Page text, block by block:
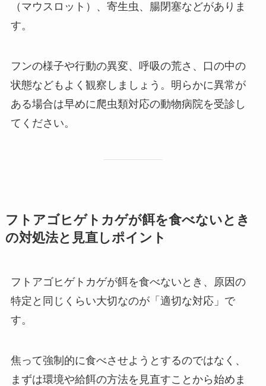
（マウスロット）、寄生虫、腸閉塞などがありま
す。
フンの様子や行動の異変、呼吸の荒さ、口の中の
状態などもよく観察しましょう。明らかに異常が
ある場合は早めに爬虫類対応の動物病院を受診し
てください。
フトアゴヒゲトカゲが餌を食べないとき
の対処法と見直しポイント
フトアゴヒゲトカゲが餌を食べないとき、原因の
特定と同じくらい大切なのが「適切な対応」で
す。
焦って強制的に食べさせようとするのではなく、
まずは環境や給餌の方法を見直すことから始めま